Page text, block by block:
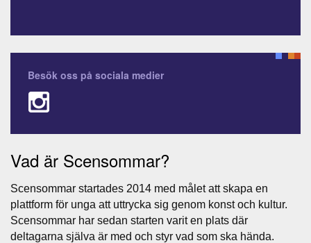
Besök oss på sociala medier
Vad är Scensommar?
Scensommar startades 2014 med målet att skapa en
plattform för unga att uttrycka sig genom konst och kultur.
Scensommar har sedan starten varit en plats där
deltagarna själva är med och styr vad som ska hända.